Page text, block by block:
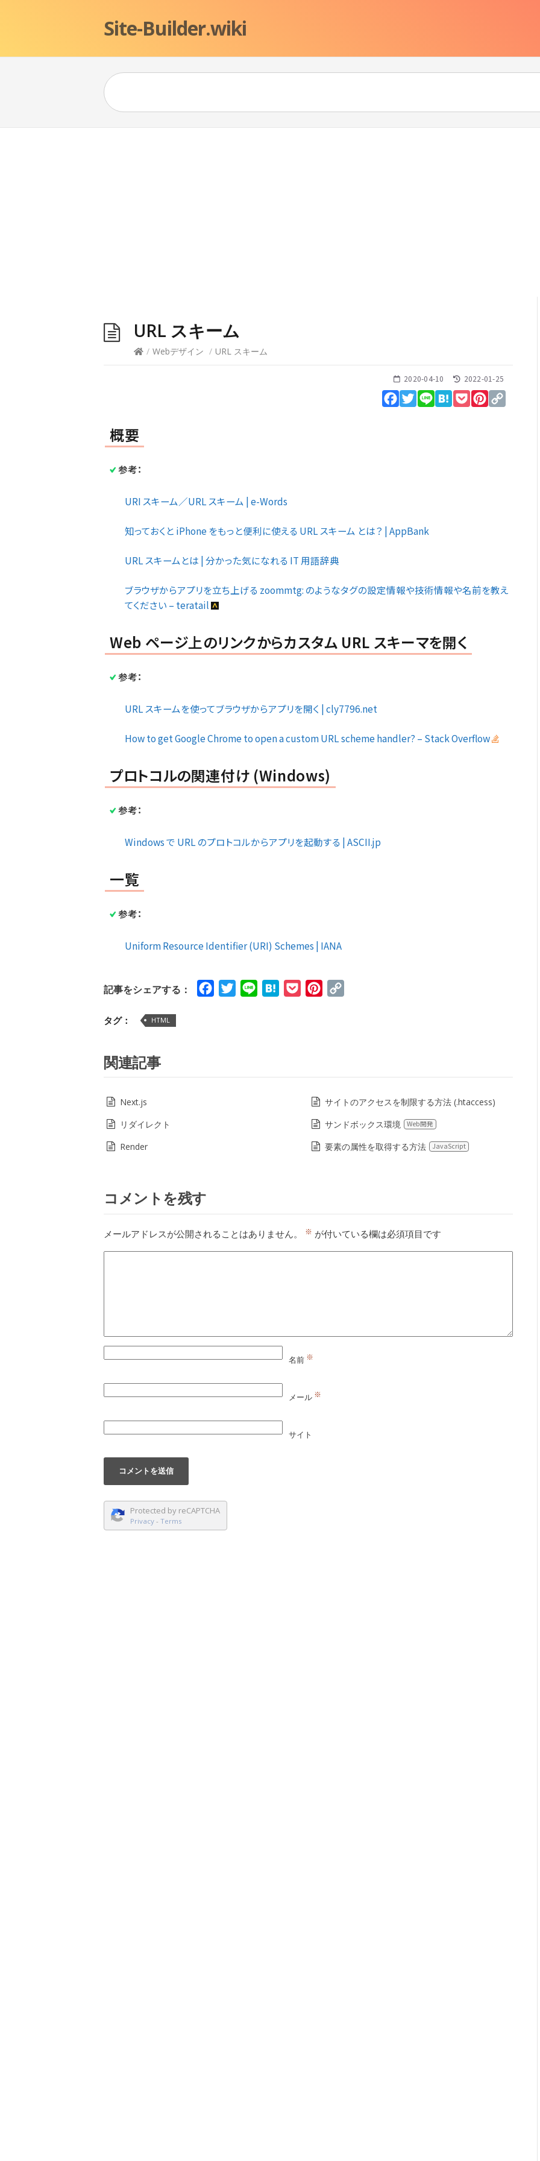
Site-Builder.wiki
URL スキーム
/ Webデザイン / URL スキーム
2020-04-10 2022-01-25
Facebook
Twitter
Line HatenaPocketPinterest
概要
参考：
URI スキーム／URL スキーム | e-Words
知っておくと iPhone をもっと便利に使える URL スキーム とは？ | AppBank
URL スキームとは | 分かった気になれる IT 用語辞典
ブラウザからアプリを立ち上げる zoommtg: のようなタグの設定情報や技術情報や名前を教え
てください – teratail
Web ページ上のリンクからカスタム URL スキーマを開く
参考：
URL スキームを使ってブラウザからアプリを開く | cly7796.net
How to get Google Chrome to open a custom URL scheme handler? – Stack Overflow
プロトコルの関連付け (Windows)
参考：
Windows で URL のプロトコルからアプリを起動する | ASCII.jp
一覧
参考：
Uniform Resource Identifier (URI) Schemes | IANA
記事をシェアする： FacebookTwitterLine HatenaPocketPinterest
タグ： HTML
関連記事
Next.js
サイトのアクセスを制限する方法 (.htaccess)
リダイレクト
サンドボックス環境 Web開発
Render 要素の属性を取得する方法 JavaScript
コメントを残す
メールアドレスが公開されることはありません。 ※ が付いている欄は必須項目です
名前 ※
メール ※
サイト
Protected by reCAPTCHA
Privacy - Terms